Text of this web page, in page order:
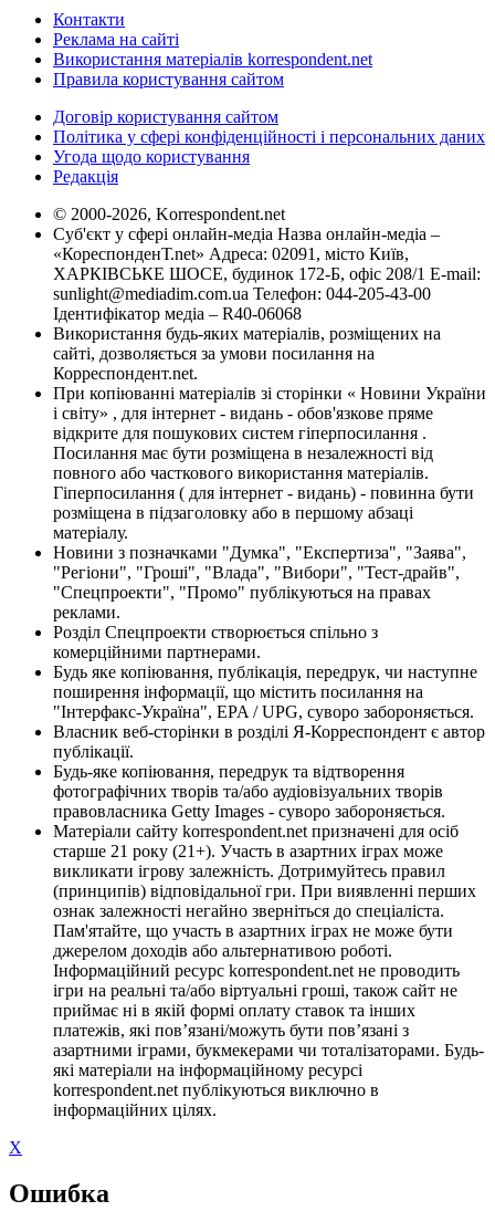
Контакти
Реклама на сайті
Використання матеріалів korrespondent.net
Правила користування сайтом
Договір користування сайтом
Політика у сфері конфіденційності і персональних даних
Угода щодо користування
Редакція
© 2000-2026, Korrespondent.net
Суб'єкт у сфері онлайн-медіа Назва онлайн-медіа –
«КореспонденТ.net» Адреса: 02091, місто Київ,
ХАРКІВСЬКЕ ШОСЕ, будинок 172-Б, офіс 208/1 E-mail:
sunlight@mediadim.com.ua Телефон: 044-205-43-00
Ідентифікатор медіа – R40-06068
Використання будь-яких матеріалів, розміщених на
сайті, дозволяється за умови посилання на
Корреспондент.net.
При копіюванні матеріалів зі сторінки « Новини України
і світу» , для інтернет - видань - обов'язкове пряме
відкрите для пошукових систем гіперпосилання .
Посилання має бути розміщена в незалежності від
повного або часткового використання матеріалів.
Гіперпосилання ( для інтернет - видань) - повинна бути
розміщена в підзаголовку або в першому абзаці
матеріалу.
Новини з позначками "Думка", "Експертиза", "Заява",
"Регіони", "Гроші", "Влада", "Вибори", "Тест-драйв",
"Спецпроекти", "Промо" публікуються на правах
реклами.
Розділ Спецпроекти створюється спільно з
комерційними партнерами.
Будь яке копіювання, публікація, передрук, чи наступне
поширення інформації, що містить посилання на
"Інтерфакс-Україна", EPA / UPG, суворо забороняється.
Власник веб-сторінки в розділі Я-Корреспондент є автор
публікації.
Будь-яке копіювання, передрук та відтворення
фотографічних творів та/або аудіовізуальних творів
правовласника Getty Images - суворо забороняється.
Матеріали сайту korrespondent.net призначені для осіб
старше 21 року (21+). Участь в азартних іграх може
викликати ігрову залежність. Дотримуйтесь правил
(принципів) відповідальної гри. При виявленні перших
ознак залежності негайно зверніться до спеціаліста.
Пам'ятайте, що участь в азартних іграх не може бути
джерелом доходів або альтернативою роботі.
Інформаційний ресурс korrespondent.net не проводить
ігри на реальні та/або віртуальні гроші, також сайт не
приймає ні в якій формі оплату ставок та інших
платежів, які пов’язані/можуть бути пов’язані з
азартними іграми, букмекерами чи тоталізаторами. Будь-
які матеріали на інформаційному ресурсі
korrespondent.net публікуються виключно в
інформаційних цілях.
X
Ошибка